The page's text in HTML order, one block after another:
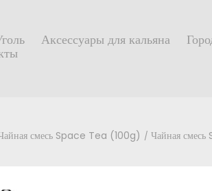
Аксессуары для кальяна
смесь Space Tea (100g) Чайная